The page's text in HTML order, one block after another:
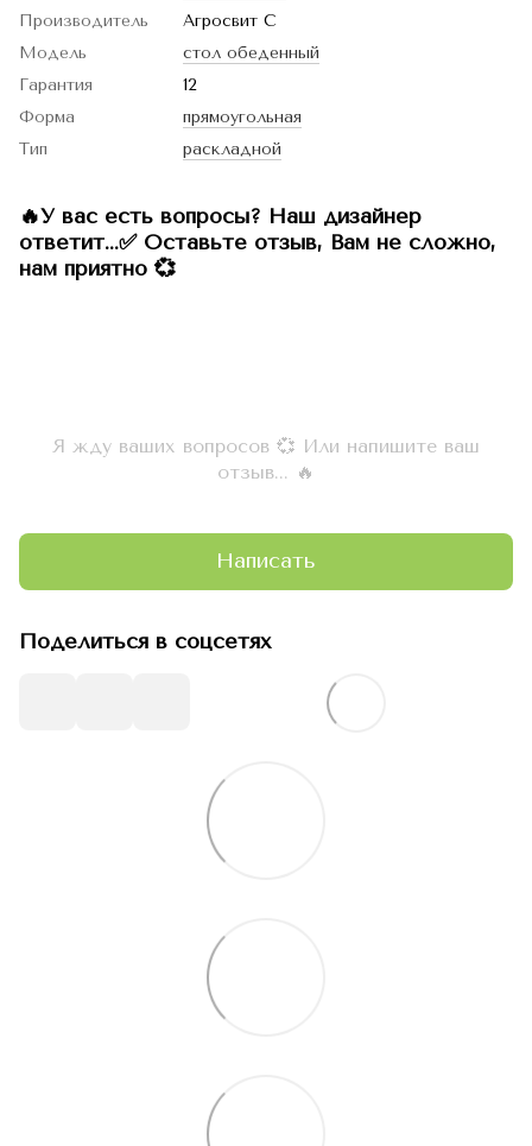
Производитель
Агросвит С
Модель
стол обеденный
Гарантия
12
Форма
прямоугольная
Тип
раскладной
🔥У вас есть вопросы? Наш дизайнер
ответит...✅ Оставьте отзыв, Вам не сложно,
нам приятно 💞
Я жду ваших вопросов 💞 Или напишите ваш
отзыв... 🔥
Написать
Поделиться в соцсетях